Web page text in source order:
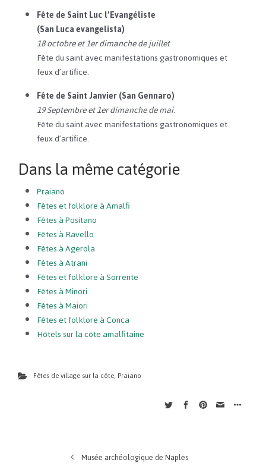
Fête de Saint Luc l’Evangéliste
(San Luca evangelista)
18 octobre et 1er dimanche de juillet
Fête du saint avec manifestations gastronomiques et
feux d’artifice.
Fête de Saint Janvier (San Gennaro)
19 Septembre et 1er dimanche de mai.
Fête du saint avec manifestations gastronomiques et
feux d’artifice.
Dans la même catégorie
Praiano
Fêtes et folklore à Amalfi
Fêtes à Positano
Fêtes à Ravello
Fêtes à Agerola
Fêtes à Atrani
Fêtes et folklore à Sorrente
Fêtes à Minori
Fêtes à Maiori
Fêtes et folklore à Conca
Hôtels sur la côte amalfitaine
Fêtes de village sur la côte, Praiano
Musée archéologique de Naples